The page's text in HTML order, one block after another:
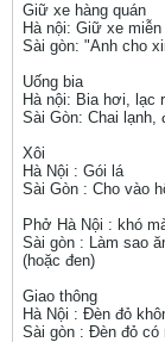
Giữ xe hàng quán
Hà nội: Giữ xe
Sài gòn: "Anh cho
Uống bia
Hà nội: Bia hơi, lạc
Sài Gòn: Chai lạnh,
Xôi
Hà Nội : Gói lá
Sài Gòn : Cho vào
Phở Hà Nội : khó
Sài gòn : Làm sao
(hoặc đen)
Giao thông
Hà Nội : Đèn đỏ
Sài gòn : Đèn đỏ